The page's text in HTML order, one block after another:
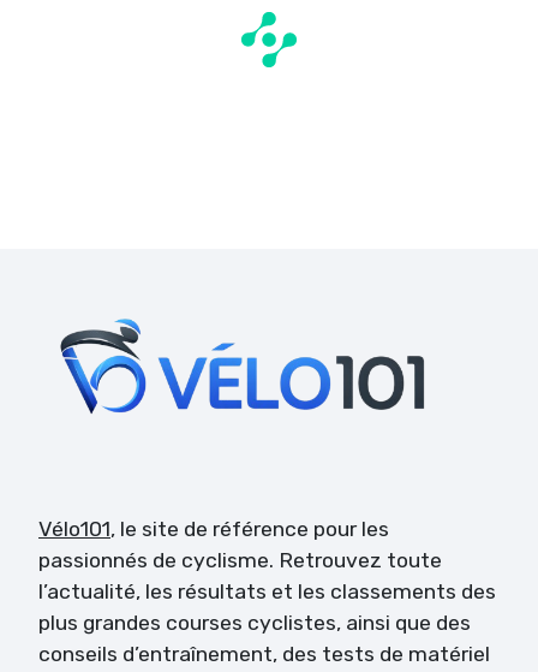
Vélo101, le site de référence pour les
passionnés de cyclisme. Retrouvez toute
l’actualité, les résultats et les classements des
plus grandes courses cyclistes, ainsi que des
conseils d’entraînement, des tests de matériel